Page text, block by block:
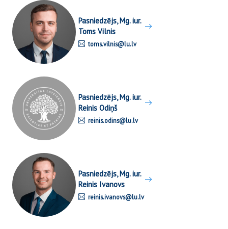
Pasniedzējs, Mg. iur.
Toms Vilnis
toms.vilnis@lu.lv
Pasniedzējs, Mg. iur.
Reinis Odiņš
reinis.odins@lu.lv
Pasniedzējs, Mg. iur.
Reinis Ivanovs
reinis.ivanovs@lu.lv